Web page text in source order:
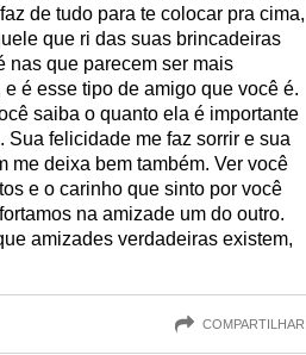
de tudo para te colocar pra cima,
que ri das suas brincadeiras
nas que parecem ser mais
é esse tipo de amigo que você é.
saiba o quanto ela é importante
Sua felicidade me faz sorrir e sua
me deixa bem também. Ver você
e o carinho que sinto por você
na amizade um do outro.
amizades verdadeiras existem,
COMPARTILHAR